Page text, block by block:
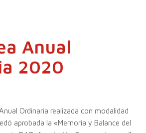
Anual
2020
Ordinaria realizada con modalidad
aprobada la «Memoria y Balance del